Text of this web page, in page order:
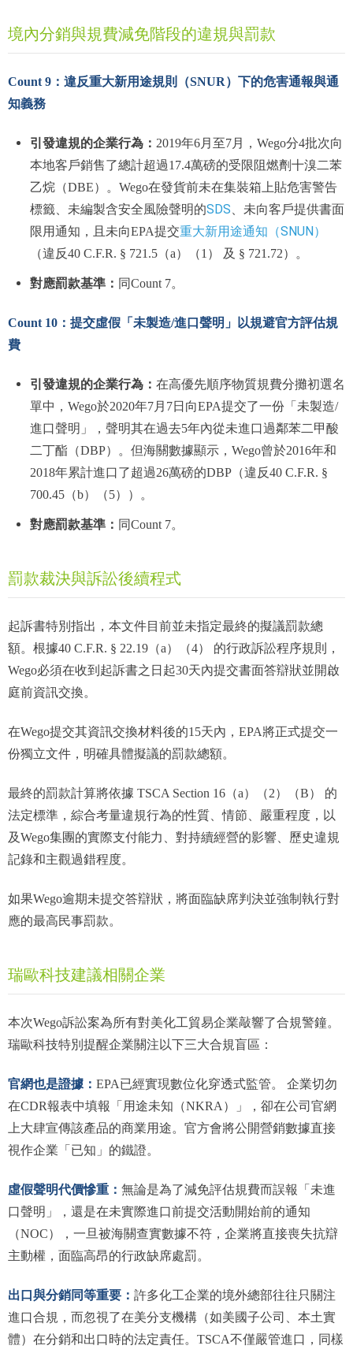
境內分銷與規費減免階段的違規與罰款
Count 9：違反重大新用途規則（SNUR）下的危害通報與通
知義務
引發違規的企業行為： 2019年6月至7月，Wego分4批次向
本地客戶銷售了總計超過17.4萬磅的受限阻燃劑十溴二苯
乙烷（DBE）。Wego在發貨前未在集裝箱上貼危害警告
標籤、未編製含安全風險聲明的SDS 、未向客戶提供書面
限用通知，且未向EPA提交重大新用途通知（SNUN）
（違反40 C.F.R. § 721.5（a）（1） 及 § 721.72）。
對應罰款基準： 同Count 7。
Count 10：提交虛假「未製造/進口聲明」以規避官方評估規
費
引發違規的企業行為： 在高優先順序物質規費分攤初選名
單中，Wego於2020年7月7日向EPA提交了一份「未製造/
進口聲明」，聲明其在過去5年內從未進口過鄰苯二甲酸
二丁酯（DBP）。但海關數據顯示，Wego曾於2016年和
2018年累計進口了超過26萬磅的DBP（違反40 C.F.R. §
700.45（b）（5））。
對應罰款基準： 同Count 7。
罰款裁決與訴訟後續程式
起訴書特別指出，本文件目前並未指定最終的擬議罰款總
額。根據40 C.F.R. § 22.19（a）（4） 的行政訴訟程序規則，
Wego必須在收到起訴書之日起30天內提交書面答辯狀並開啟
庭前資訊交換。
在Wego提交其資訊交換材料後的15天內，EPA將正式提交一
份獨立文件，明確具體擬議的罰款總額。
最終的罰款計算將依據 TSCA Section 16（a）（2）（B） 的
法定標準，綜合考量違規行為的性質、情節、嚴重程度，以
及Wego集團的實際支付能力、對持續經營的影響、歷史違規
記錄和主觀過錯程度。
如果Wego逾期未提交答辯狀，將面臨缺席判決並強制執行對
應的最高民事罰款。
瑞歐科技建議相關企業
本次Wego訴訟案為所有對美化工貿易企業敲響了合規警鐘。
瑞歐科技特別提醒企業關注以下三大合規盲區：
官網也是證據： EPA已經實現數位化穿透式監管。 企業切勿
在CDR報表中填報「用途未知（NKRA）」，卻在公司官網
上大肆宣傳該產品的商業用途。官方會將公開營銷數據直接
視作企業「已知」的鐵證。
虛假聲明代價慘重： 無論是為了減免評估規費而誤報「未進
口聲明」，還是在未實際進口前提交活動開始前的通知
（NOC），一旦被海關查實數據不符，企業將直接喪失抗辯
主動權，面臨高昂的行政缺席處罰。
出口與分銷同等重要： 許多化工企業的境外總部往往只關注
進口合規，而忽視了在美分支機構（如美國子公司、本土實
體）在分銷和出口時的法定責任。TSCA不僅嚴管進口，同樣